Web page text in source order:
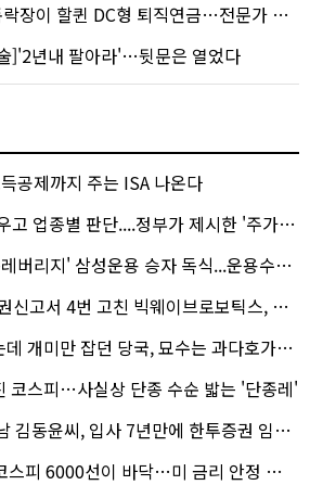
이 할퀸 DC형 퇴직연금…전문가 조언은
]'2년내 팔아라'…뒷문은 열었다
공제까지 주는 ISA 나온다
종별 판단....정부가 제시한 '주가 누르기' 방지법
지' 삼성운용 승자 독식...운용수익 미래에셋의 6배
고서 4번 고친 빅웨이브로보틱스, 수요예측
개미만 잡던 당국, 묘수는 과다호가부담금?
코스피…사실상 단종 수순 밟는 '단종레'
동윤씨, 입사 7년만에 한투증권 임원 승진
6000선이 바닥…미 금리 안정 후 추가 회복"